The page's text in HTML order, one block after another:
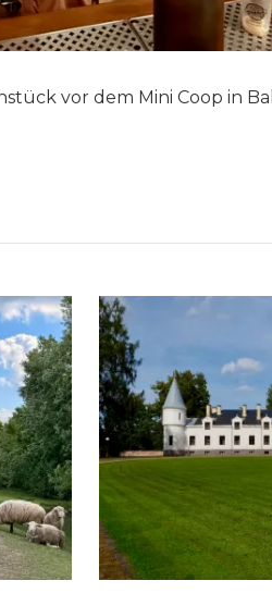
vor dem Mini Coop in